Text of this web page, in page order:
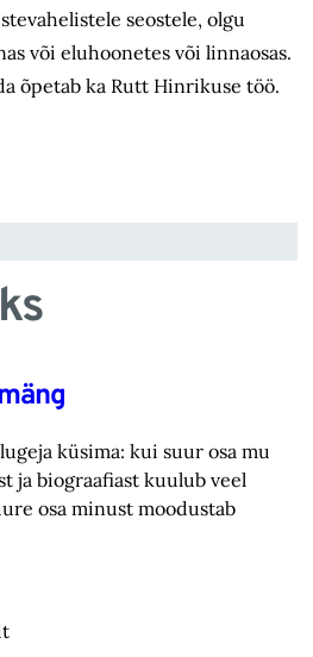
seostele, olgu
või eluhoonetes või linnaosas.
õpetab ka Rutt Hinrikuse töö.
küsima: kui suur osa mu
ja biograafiast ‎kuulub veel
osa minust moodustab